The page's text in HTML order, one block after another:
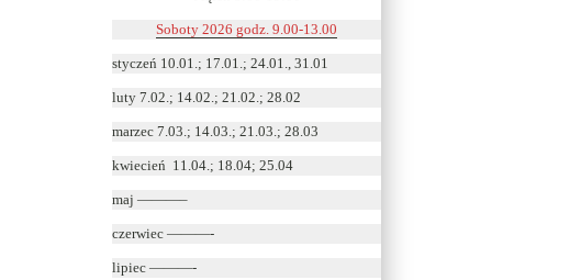
Soboty 2026 godz. 9.00-13.00
styczeń 10.01.; 17.01.; 24.01., 31.01
luty 7.02.; 14.02.; 21.02.; 28.02
marzec 7.03.; 14.03.; 21.03.; 28.03
kwiecień 11.04.; 18.04; 25.04
maj ———–
czerwiec ———-
lipiec ———-